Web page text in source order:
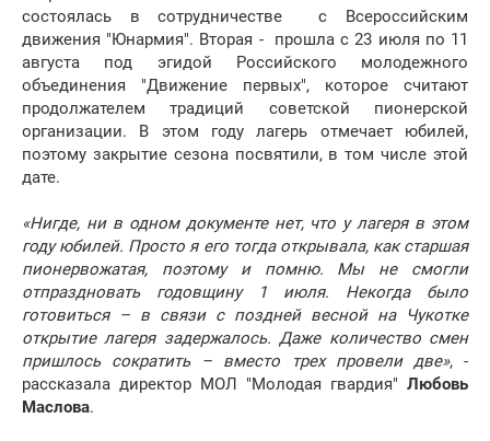
состоялась в сотрудничестве с Всероссийским
движения "Юнармия". Вторая - прошла с 23 июля по 11
августа под эгидой Российского молодежного
объединения "Движение первых", которое считают
продолжателем традиций советской пионерской
организации. В этом году лагерь отмечает юбилей,
поэтому закрытие сезона посвятили, в том числе этой
дате.
«Нигде, ни в одном документе нет, что у лагеря в этом
году юбилей. Просто я его тогда открывала, как старшая
пионервожатая, поэтому и помню. Мы не смогли
отпраздновать годовщину 1 июля. Некогда было
готовиться – в связи с поздней весной на Чукотке
открытие лагеря задержалось. Даже количество смен
пришлось сократить – вместо трех провели две», -
рассказала директор МОЛ "Молодая гвардия" Любовь
Маслова.